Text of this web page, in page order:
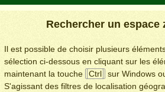
Rechercher un espace
Il est possible de choisir plusieurs
sélection ci-dessous en cliquant sur les
maintenant la touche
Ctrl sur Windows
S'agissant des filtres de localisation